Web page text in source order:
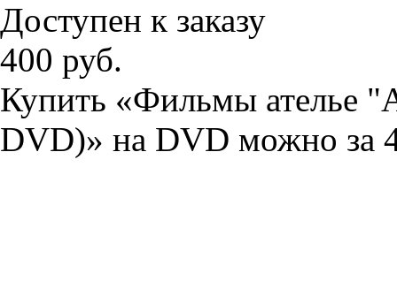
Доступен к заказу
400 руб.
Купить «Фильмы ателье
DVD)» на DVD можно за